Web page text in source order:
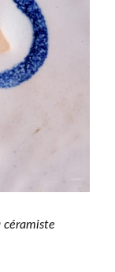
céramiste